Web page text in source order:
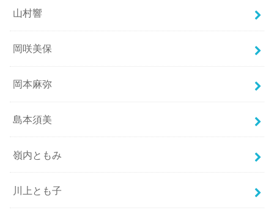
山村響
岡咲美保
岡本麻弥
島本須美
嶺内ともみ
川上とも子